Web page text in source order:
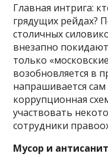
Главная интрига:
грядущих рейдах?
столичных
внезапно
только
возобновляется в
напрашивается
коррупционная
участвовать
сотрудники
Мусор и